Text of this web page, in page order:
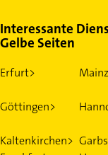
Interessante
Gelbe Seiten
Erfurt>
Göttingen>
Kaltenkirchen>